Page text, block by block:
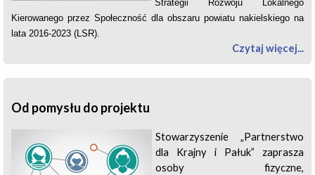
Strategii Rozwoju Lokalnego
Kierowanego przez Społeczność dla obszaru powiatu nakielskiego na
lata 2016-2023 (LSR).
Czytaj więcej...
Od pomysłu do projektu
Stowarzyszenie „Partnerstwo
dla Krajny i Pałuk” zaprasza
osoby fizyczne,